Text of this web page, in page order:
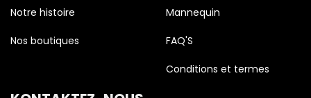
Notre histoire
Nos boutiques
Mannequin
FAQ'S
Conditions et termes